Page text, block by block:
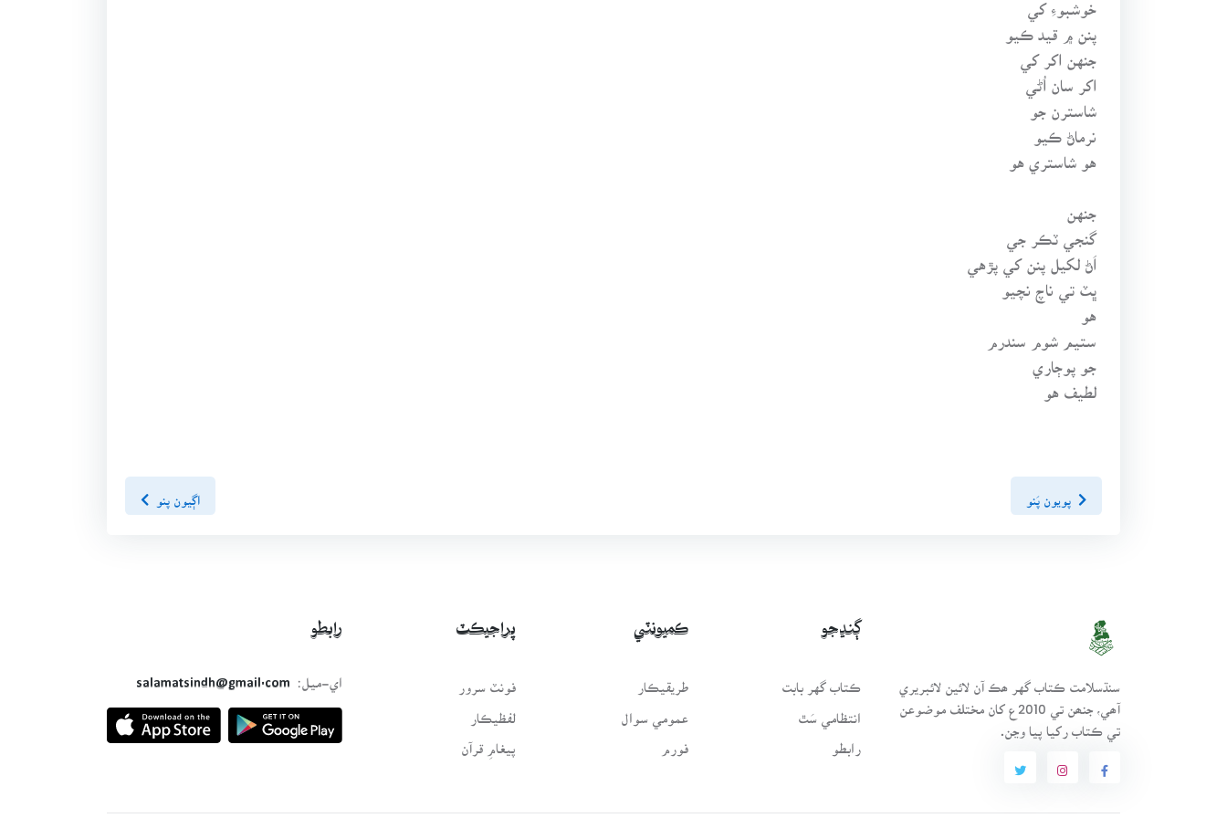
جنهن اکر کي
اکر سان اُڻي
شاسترن جو
نرماڻ ڪيو
هو شاستري هو
گنجي ٽڪر جي
اَڻ لکيل پنن کي پڙهي
ڀٽ تي ناچ نچيو
جو پوڄاري
لطيف هو
پويون پَنو اڳيون پنو
سنڌسلامت ڪتاب گهر ھڪ آن لائين لائبريري
آھي، جنھن تي 2010ع کان مختلف موضوعن
تي ڪتاب رکيا پيا وڃن.
ڳنڍجو
ڪتاب گهر بابت
انتظامي سَٿ
رابطو
ڪميونٽي
طريقيڪار
عمومي سوال
فورم
پراجيڪٽ
فونٽ سرور
لفظيڪار
پيغامِ قرآن
رابطو
اي-ميل:
salamatsindh@gmail.com